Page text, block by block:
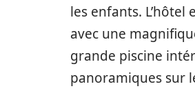
les enfants.
avec une
grande piscine
panoramiques sur